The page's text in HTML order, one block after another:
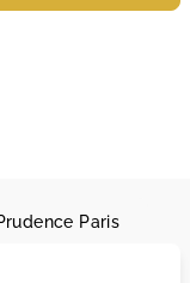
Paris